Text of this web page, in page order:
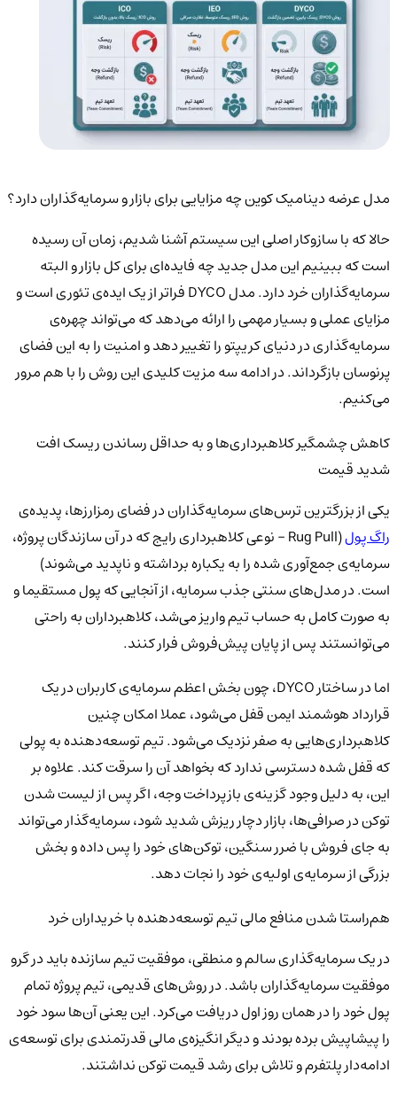
مدل عرضه دینامیک کوین چه مزایایی برای بازار و سرمایه‌گذاران دارد؟
حالا که با سازوکار اصلی این سیستم آشنا شدیم، زمان آن رسیده
است که ببینیم این مدل جدید چه فایده‌ای برای کل بازار و البته
سرمایه‌گذاران خرد دارد. مدل DYCO فراتر از یک ایده‌ی تئوری است و
مزایای عملی و بسیار مهمی را ارائه می‌دهد که می‌تواند چهره‌ی
سرمایه‌گذاری در دنیای کریپتو را تغییر دهد و امنیت را به این فضای
پرنوسان بازگرداند. در ادامه سه مزیت کلیدی این روش را با هم مرور
می‌کنیم.
کاهش چشمگیر کلاهبرداری‌ها و به حداقل رساندن ریسک افت
شدید قیمت
یکی از بزرگترین ترس‌های سرمایه‌گذاران در فضای رمزارزها، پدیده‌ی
راگ پول
(Rug Pull - نوعی کلاهبرداری رایج که در آن سازندگان پروژه،
سرمایه‌ی جمع‌آوری شده را به یکباره برداشته و ناپدید می‌شوند)
است. در مدل‌های سنتی جذب سرمایه، از آنجایی که پول مستقیما و
به صورت کامل به حساب تیم واریز می‌شد، کلاهبرداران به راحتی
می‌توانستند پس از پایان پیش‌فروش فرار کنند.
اما در ساختار DYCO، چون بخش اعظم سرمایه‌ی کاربران در یک
قرارداد هوشمند ایمن قفل می‌شود، عملا امکان چنین
کلاهبرداری‌هایی به صفر نزدیک می‌شود. تیم توسعه‌دهنده به پولی
که قفل شده دسترسی ندارد که بخواهد آن را سرقت کند. علاوه بر
این، به دلیل وجود گزینه‌ی بازپرداخت وجه، اگر پس از لیست شدن
توکن در صرافی‌ها، بازار دچار ریزش شدید شود، سرمایه‌گذار می‌تواند
به جای فروش با ضرر سنگین، توکن‌های خود را پس داده و بخش
بزرگی از سرمایه‌ی اولیه‌ی خود را نجات دهد.
هم‌راستا شدن منافع مالی تیم توسعه‌دهنده با خریداران خرد
در یک سرمایه‌گذاری سالم و منطقی، موفقیت تیم سازنده باید در گرو
موفقیت سرمایه‌گذاران باشد. در روش‌های قدیمی، تیم پروژه تمام
پول خود را در همان روز اول دریافت می‌کرد. این یعنی آن‌ها سود خود
را پیشاپیش برده بودند و دیگر انگیزه‌ی مالی قدرتمندی برای توسعه‌ی
ادامه‌دار پلتفرم و تلاش برای رشد قیمت توکن نداشتند.